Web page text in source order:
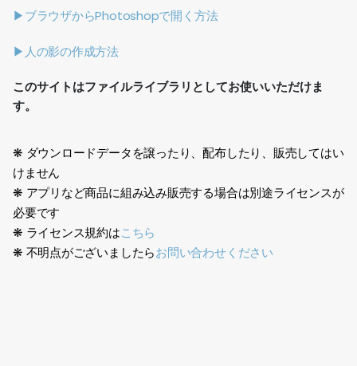
▶ブラウザからPhotoshopで開く方法
▶人の影の作成方法
このサイトはファイルライブラリとしてお使いいただけま
す。
❋ ダウンロードデータを譲ったり、配布したり、販売してはい
けません
❋ アプリなど商品に組み込み販売する場合は別途ライセンスが
必要です
❋ ライセンス規約はこちら
❋ 不明点がございましたらお問い合わせください